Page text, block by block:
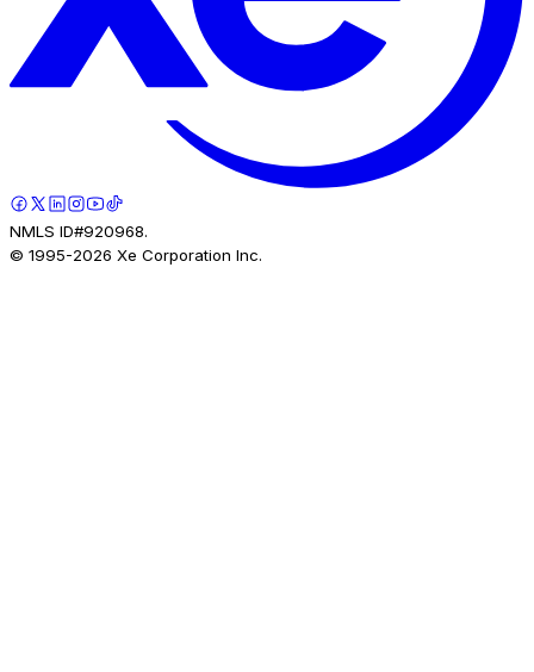
NMLS ID#920968.
© 1995-2026 Xe Corporation Inc.